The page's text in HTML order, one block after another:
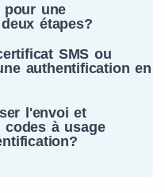
pour une
étapes?
SMS ou
authentification en
l'envoi et
codes à usage